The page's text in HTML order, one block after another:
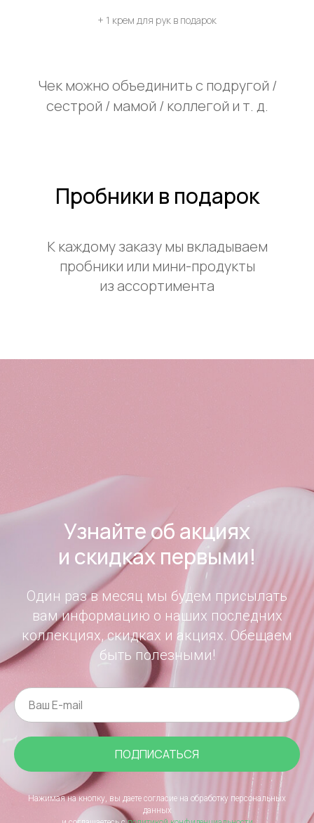
+ 1 крем для рук в подарок
Чек можно объединить с подругой /
сестрой / мамой / коллегой и т. д.
Пробники в подарок
К каждому заказу мы вкладываем
пробники или мини-продукты
из ассортимента
Узнайте об акциях
и скидках первыми!
Один раз в месяц мы будем присылать
вам информацию о наших последних
коллекциях, скидках и акциях. Обещаем
быть полезными!
ПОДПИСАТЬСЯ
Нажимая на кнопку, вы даете согласие на обработку персональных
данных